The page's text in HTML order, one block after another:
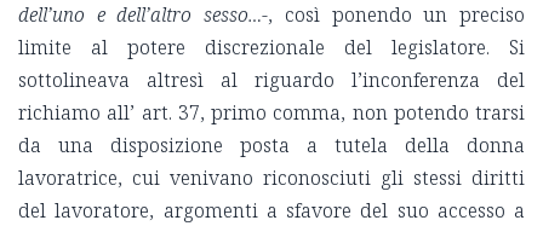
dell’uno e dell’altro sesso…-, così ponendo un preciso
limite al potere discrezionale del legislatore. Si
sottolineava altresì al riguardo l’inconferenza del
richiamo all’ art. 37, primo comma, non potendo trarsi
da una disposizione posta a tutela della donna
lavoratrice, cui venivano riconosciuti gli stessi diritti
del lavoratore, argomenti a sfavore del suo accesso a